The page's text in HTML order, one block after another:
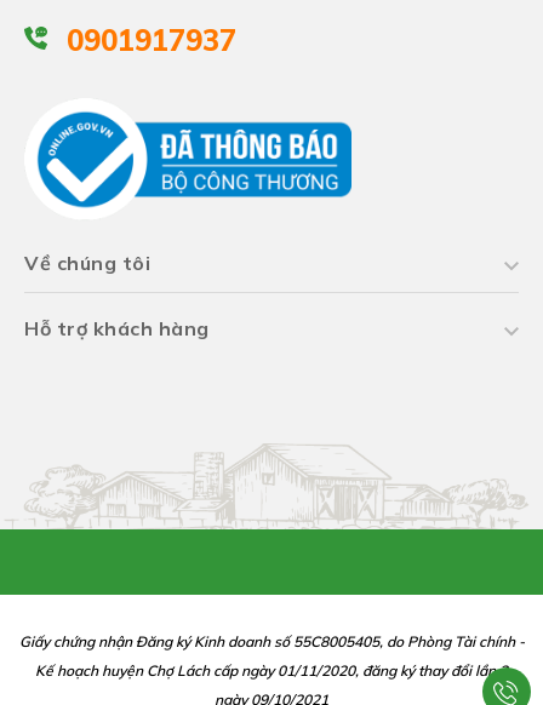
0901917937
Về chúng tôi
Hỗ trợ khách hàng
Giấy chứng nhận Đăng ký Kinh doanh số 55C8005405, do Phòng Tài chính -
Kế hoạch huyện Chợ Lách cấp ngày 01/11/2020, đăng ký thay đổi lần 2
ngày 09/10/2021